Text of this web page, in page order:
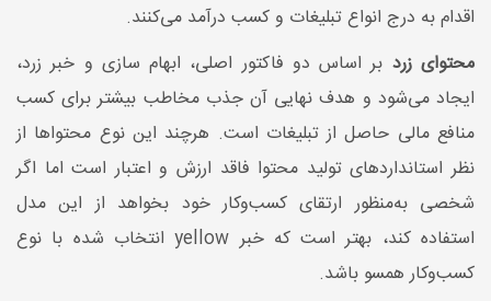
اقدام به درج انواع تبلیغات و کسب درآمد می‌کنند.
محتوای زرد بر اساس دو فاکتور اصلی، ابهام سازی و خبر زرد،
ایجاد می‌شود و هدف نهایی آن جذب مخاطب بیشتر برای کسب
منافع مالی حاصل از تبلیغات است. هرچند این نوع محتواها از
نظر استانداردهای تولید محتوا فاقد ارزش و اعتبار است اما اگر
شخصی به‌منظور ارتقای کسب‌وکار خود بخواهد از این مدل
استفاده کند، بهتر است که خبر yellow انتخاب شده با نوع
کسب‌وکار همسو باشد.